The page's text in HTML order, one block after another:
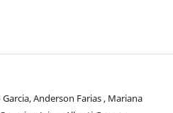
Anderson Farias , Mariana